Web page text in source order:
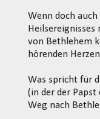
Wenn doch
von Bethlehem
hörenden
Was spricht für
(in der der
Weg nach